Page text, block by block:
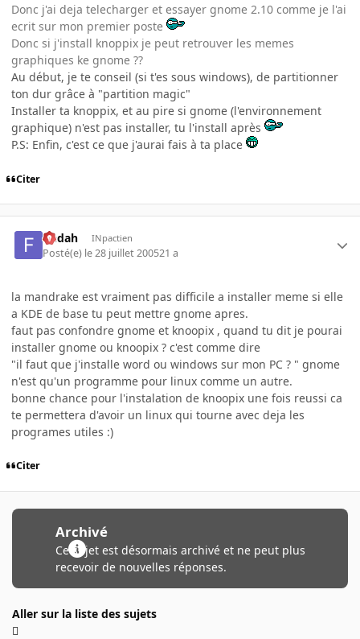
Donc j'ai deja telecharger et essayer gnome 2.10 comme je l'ai
ecrit sur mon premier poste
Donc si j'install knoppix je peut retrouver les memes
graphiques ke gnome ??
Au début, je te conseil (si t'es sous windows), de partitionner
ton dur grâce à "partition magic"
Installer ta knoppix, et au pire si gnome (l'environnement
graphique) n'est pas installer, tu l'install après
P.S: Enfin, c'est ce que j'aurai fais à ta place
Citer
fledah INpactien
Posté(e) le 28 juillet 200521 a
la mandrake est vraiment pas difficile a installer meme si elle
a KDE de base tu peut mettre gnome apres.
faut pas confondre gnome et knoopix , quand tu dit je pourai
installer gnome ou knoopix ? c'est comme dire
"il faut que j'installe word ou windows sur mon PC ? " gnome
n'est qu'un programme pour linux comme un autre.
bonne chance pour l'instalation de knoopix une fois reussi ca
te permettera d'avoir un linux qui tourne avec deja les
programes utiles :)
Citer
Archivé
Ce sujet est désormais archivé et ne peut plus
recevoir de nouvelles réponses.
Aller sur la liste des sujets